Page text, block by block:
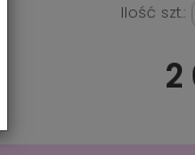
Ilość szt.:
2